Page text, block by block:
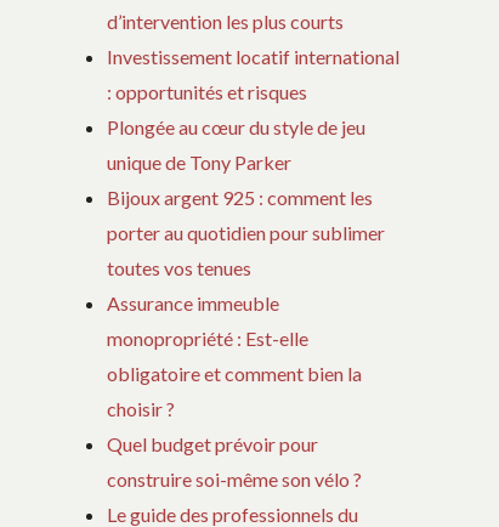
d’intervention les plus courts
Investissement locatif international
: opportunités et risques
Plongée au cœur du style de jeu
unique de Tony Parker
Bijoux argent 925 : comment les
porter au quotidien pour sublimer
toutes vos tenues
Assurance immeuble
monopropriété : Est-elle
obligatoire et comment bien la
choisir ?
Quel budget prévoir pour
construire soi-même son vélo ?
Le guide des professionnels du